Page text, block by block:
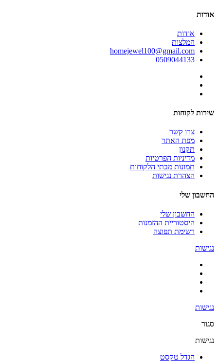
אודות
אודות
המלצות
homejewel100@gmail.com
0509044133
שירות לקוחות
צרו קשר
מפת האתר
תקנון
מדיניות הפרטיות
תמונות מבתי הלקוחות
הצהרת נגישות
החשבון שלי
החשבון שלי
היסטוריית ההזמנות
רשימת תפוצה
נגישות
נגישות
סגור
נגישות
הגדל טקסט